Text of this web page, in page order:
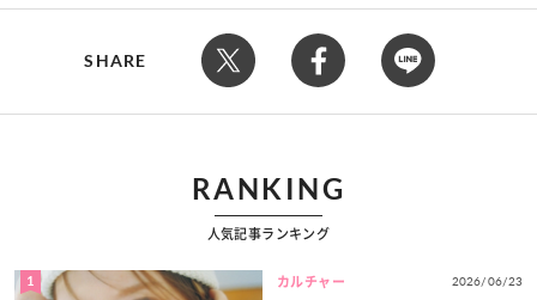
SHARE
RANKING
人気記事ランキング
1 カルチャー 2026/06/23